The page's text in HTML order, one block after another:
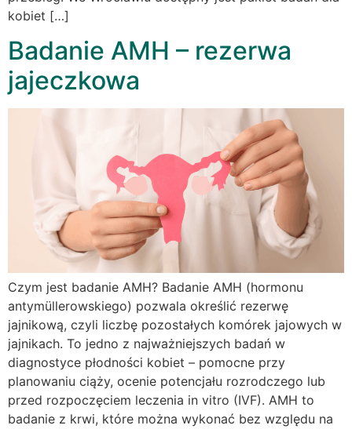
kobiet […]
Badanie AMH – rezerwa
jajeczkowa
Czym jest badanie AMH? Badanie AMH (hormonu
antymüllerowskiego) pozwala określić rezerwę
jajnikową, czyli liczbę pozostałych komórek jajowych w
jajnikach. To jedno z najważniejszych badań w
diagnostyce płodności kobiet – pomocne przy
planowaniu ciąży, ocenie potencjału rozrodczego lub
przed rozpoczęciem leczenia in vitro (IVF). AMH to
badanie z krwi, które można wykonać bez względu na